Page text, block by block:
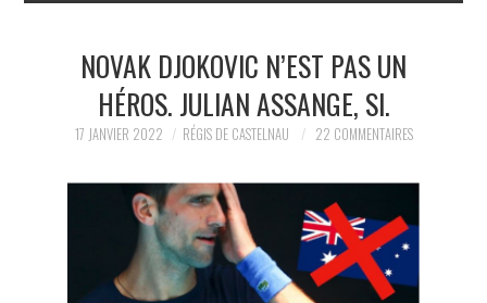
BRÈVES
JURIDIQUE
POLITIQUE
NOVAK DJOKOVIC N’EST PAS UN
HÉROS. JULIAN ASSANGE, SI.
17 JANVIER 2022 RÉGIS DE CASTELNAU 22 COMMENTAIRES